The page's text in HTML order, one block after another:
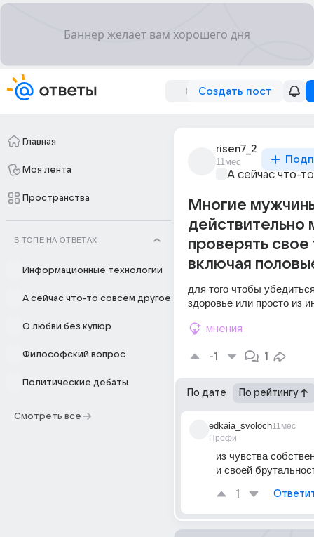
Создать пост
Главная
Моя лента
Пространства
В ТОПЕ НА ОТВЕТАХ
Информационные технологии
А сейчас что-то совсем другое
О любви без купюр
Философский вопрос
Политические дебаты
Смотреть все
risen7_2
11мес
А сейчас что-
Многие
действительно
проверять свое
включая
для того чтобы
здоровье или просто из
мнения
-1 1
По дате По рейтингу
edkaia_svoloch
Профи
11мес
из чувства
и своей
1